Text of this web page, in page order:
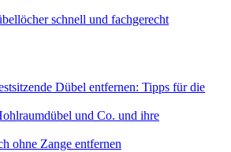
schnell und fachgerecht
Dübel entfernen: Tipps für die
und Co. und ihre
ohne Zange entfernen